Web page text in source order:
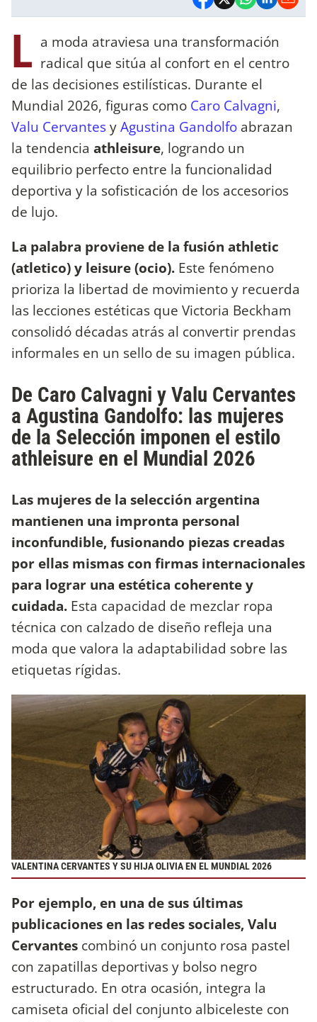
L a moda atraviesa una transformación
radical que sitúa al confort en el centro
de las decisiones estilísticas. Durante el
Mundial 2026, figuras como Caro Calvagni,
Valu CervantesyAgustina Gandolfo abrazan
la tendencia athleisure, logrando un
equilibrio perfecto entre la funcionalidad
deportiva y la sofisticación de los accesorios
de lujo.
La palabra proviene de la fusión athletic
(atletico) y leisure (ocio). Este fenómeno
prioriza la libertad de movimiento y recuerda
las lecciones estéticas que Victoria Beckham
consolidó décadas atrás al convertir prendas
informales en un sello de su imagen pública.
De Caro Calvagni y Valu Cervantes
a Agustina Gandolfo: las mujeres
de la Selección imponen el estilo
athleisure en el Mundial 2026
Las mujeres de la selección argentina
mantienen una impronta personal
inconfundible, fusionando piezas creadas
por ellas mismas con firmas internacionales
para lograr una estética coherente y
cuidada. Esta capacidad de mezclar ropa
técnica con calzado de diseño refleja una
moda que valora la adaptabilidad sobre las
etiquetas rígidas.
VALENTINA CERVANTES Y SU HIJA OLIVIA EN EL MUNDIAL 2026
Por ejemplo, en una de sus últimas
publicaciones en las redes sociales, Valu
Cervantes combinó un conjunto rosa pastel
con zapatillas deportivas y bolso negro
estructurado. En otra ocasión, integra la
camiseta oficial del conjunto albiceleste con